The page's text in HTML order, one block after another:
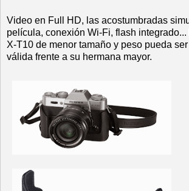
Video en Full HD, las acostumbradas
película, conexión Wi-Fi, flash
X-T10 de menor tamaño y peso pueda
válida frente a su hermana mayor.